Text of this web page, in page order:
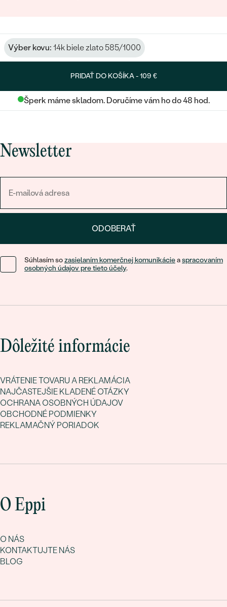
Výber kovu: 14k biele zlato 585/1000
PRIDAŤ DO KOŠÍKA -109 €
Šperk máme skladom. Doručíme vám ho do 48 hod.
Newsletter
ODOBERAŤ
Súhlasím sozasielaním komerčnej komunikácieaspracovaním
osobných údajov pre tieto účely.
Dôležité informácie
VRÁTENIE TOVARU A REKLAMÁCIA
NAJČASTEJŠIE KLADENÉ OTÁZKY
OCHRANA OSOBNÝCH ÚDAJOV
OBCHODNÉ PODMIENKY
REKLAMAČNÝ PORIADOK
O Eppi
O NÁS
KONTAKTUJTE NÁS
BLOG